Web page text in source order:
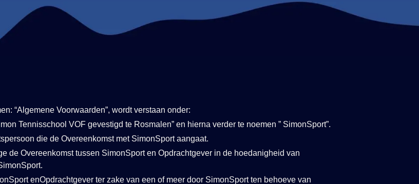
“Algemene Voorwaarden”, wordt verstaan onder:
Tennisschool VOF gevestigd te Rosmalen” en hierna verder te noemen ” SimonSport”.
die de Overeenkomst met SimonSport aangaat.
de Overeenkomst tussen SimonSport en Opdrachtgever in de hoedanigheid van
enOpdrachtgever ter zake van een of meer door SimonSport ten behoeve van